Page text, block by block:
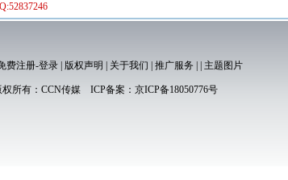
费注册-登录| 版权声明 关于我们 推广服务 主题图片
所有： CCN传媒ICP备案： 京ICP备18050776号